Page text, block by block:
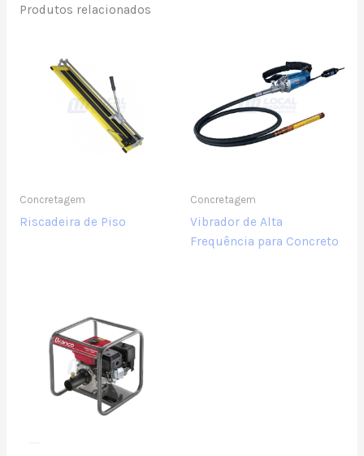
Produtos relacionados
Concretagem
Riscadeira de Piso
Concretagem
Vibrador de Alta
Frequência para Concreto